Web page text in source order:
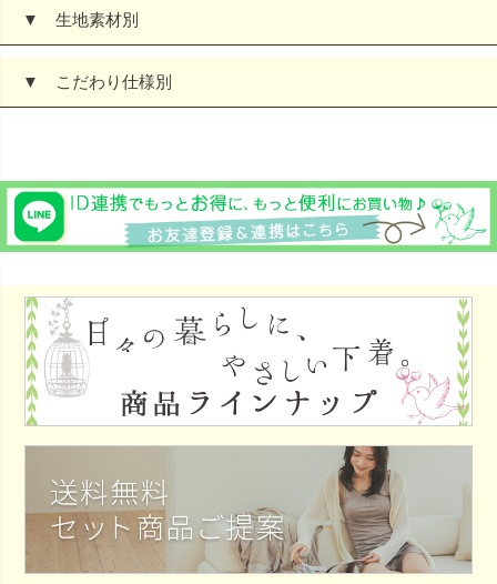
▼ 生地素材別
▼ こだわり仕様別